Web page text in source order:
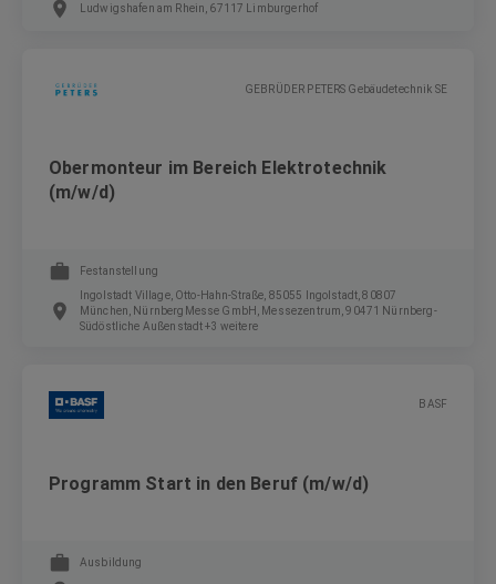
Ludwigshafen am Rhein, 67117 Limburgerhof
GEBRÜDER PETERS Gebäudetechnik SE
Obermonteur im Bereich Elektrotechnik
(m/w/d)
Festanstellung
Ingolstadt Village, Otto-Hahn-Straße, 85055 Ingolstadt, 80807
München, NürnbergMesse GmbH, Messezentrum, 90471 Nürnberg-
Südöstliche Außenstadt +3 weitere
BASF
Programm Start in den Beruf (m/w/d)
Ausbildung